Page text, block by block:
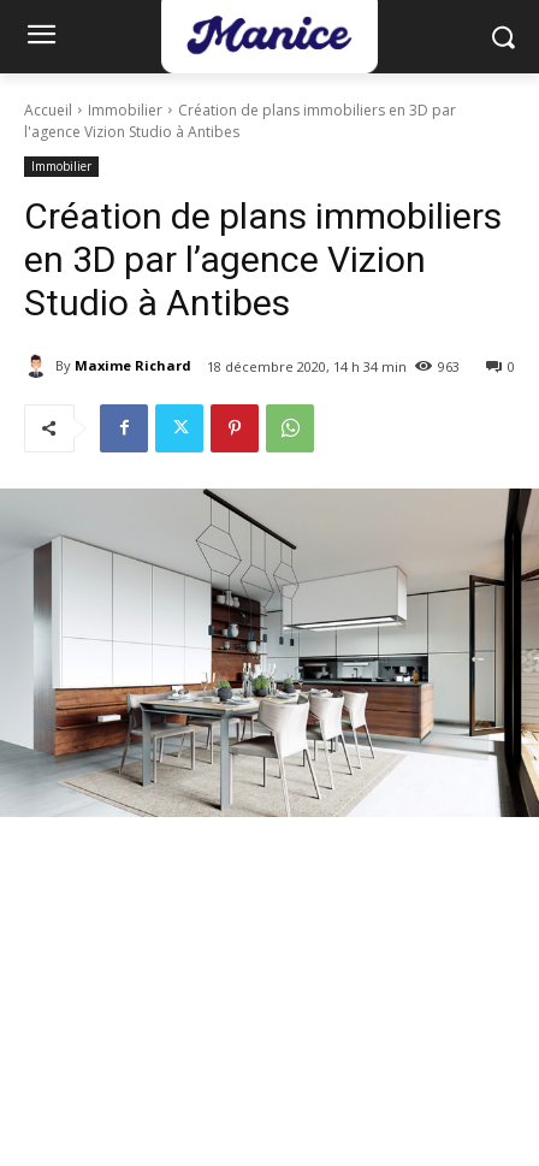
Accueil Immobilier
Création de plans immobiliers en 3D par
l'agence Vizion Studio à Antibes
Immobilier
Création de plans immobiliers
en 3D par l’agence Vizion
Studio à Antibes
By Maxime Richard 18 décembre 2020, 14 h 34 min 0
963